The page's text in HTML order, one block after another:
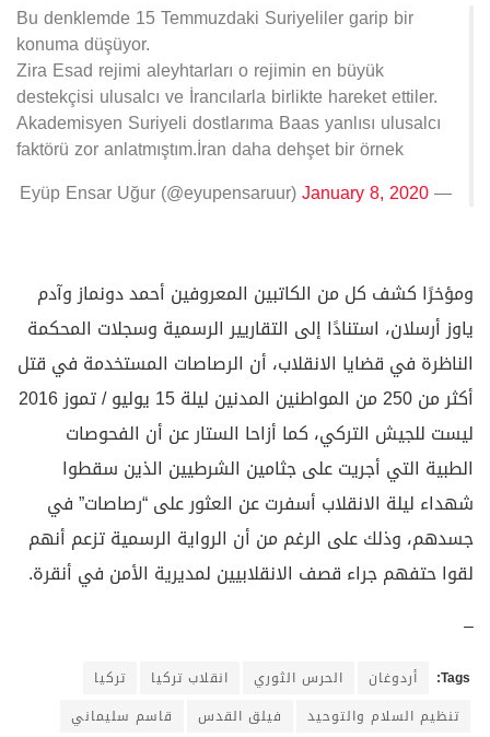
Bu denklemde 15 Temmuzdaki Suriyeliler garip bir
konuma düşüyor.
Zira Esad rejimi aleyhtarları o rejimin en büyük
destekçisi ulusalcı ve İrancılarla birlikte hareket ettiler.
Akademisyen Suriyeli dostlarıma Baas yanlısı ulusalcı
faktörü zor anlatmıştım.İran daha dehşet bir örnek
— Eyüp Ensar Uğur (@eyupensaruur)
January 8, 2020
ومؤخرًا كشف كل من الكاتبين المعروفين أحمد دونماز وآدم
ياوز أرسلان، استنادًا إلى التقاريير الرسمية وسجلات المحكمة
الناظرة في قضايا الانقلاب، أن الرصاصات المستخدمة في قتل
أكثر من 250 من المواطنين المدنين ليلة 15 يوليو / تموز 2016
ليست للجيش التركي، كما أزاحا الستار عن أن الفحوصات
الطبية التي أجريت على جثامين الشرطيين الذين سقطوا
شهداء ليلة الانقلاب أسفرت عن العثور على “رصاصات” في
جسدهم، وذلك على الرغم من أن الرواية الرسمية تزعم أنهم
لقوا حتفهم جراء قصف الانقلابيين لمديرية الأمن في أنقرة.
–
Tags: أردوغان الحرس الثوري انقلاب تركيا
تركيا
تنظيم السلام والتوحيد
فيلق القدس
قاسم سليماني